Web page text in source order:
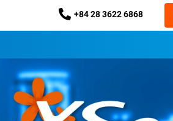
+84 28 3622 6868